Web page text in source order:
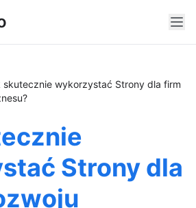
skutecznie wykorzystać Strony dla firm
Strony dla